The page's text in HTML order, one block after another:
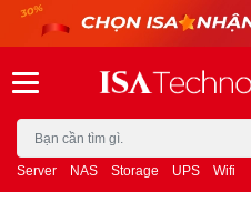
Server NAS Storage UPS Wifi